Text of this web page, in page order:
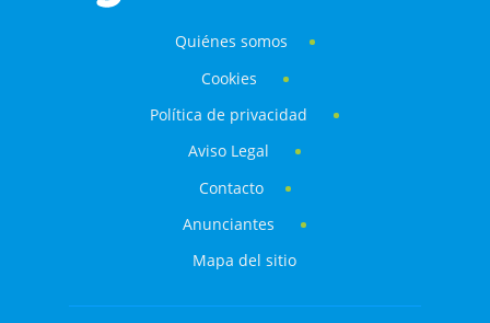
Quiénes somos
Cookies
Política de privacidad
Aviso Legal
Contacto
Anunciantes
Mapa del sitio